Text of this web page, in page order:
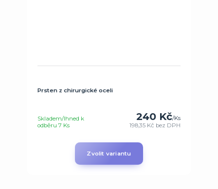
Prsten z chirurgické oceli
240 Kč/Ks
198,35 Kč bez DPH
Skladem/Ihned k
odběru 7 Ks
Zvolit variantu